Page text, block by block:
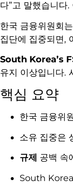
다”고 말했습니다.
한국 금융위원회
집단에 집중되면,
South Korea’s
유지 이상입니다.
핵심 요약
한국 금융위
소유 집중은
규제 공백 속
South